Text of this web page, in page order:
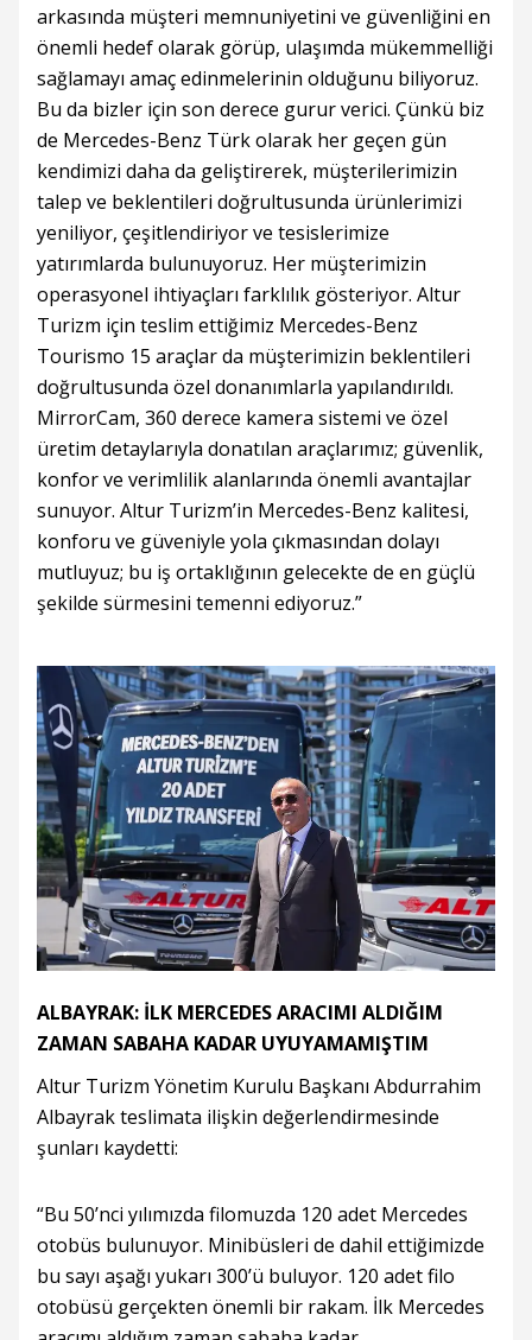
arkasında müşteri memnuniyetini ve güvenliğini en
önemli hedef olarak görüp, ulaşımda mükemmelliği
sağlamayı amaç edinmelerinin olduğunu biliyoruz.
Bu da bizler için son derece gurur verici. Çünkü biz
de Mercedes-Benz Türk olarak her geçen gün
kendimizi daha da geliştirerek, müşterilerimizin
talep ve beklentileri doğrultusunda ürünlerimizi
yeniliyor, çeşitlendiriyor ve tesislerimize
yatırımlarda bulunuyoruz. Her müşterimizin
operasyonel ihtiyaçları farklılık gösteriyor. Altur
Turizm için teslim ettiğimiz Mercedes-Benz
Tourismo 15 araçlar da müşterimizin beklentileri
doğrultusunda özel donanımlarla yapılandırıldı.
MirrorCam, 360 derece kamera sistemi ve özel
üretim detaylarıyla donatılan araçlarımız; güvenlik,
konfor ve verimlilik alanlarında önemli avantajlar
sunuyor. Altur Turizm’in Mercedes-Benz kalitesi,
konforu ve güveniyle yola çıkmasından dolayı
mutluyuz; bu iş ortaklığının gelecekte de en güçlü
şekilde sürmesini temenni ediyoruz.”
ALBAYRAK: İLK MERCEDES ARACIMI ALDIĞIM
ZAMAN SABAHA KADAR UYUYAMAMIŞTIM
Altur Turizm Yönetim Kurulu Başkanı Abdurrahim
Albayrak teslimata ilişkin değerlendirmesinde
şunları kaydetti:
“Bu 50’nci yılımızda filomuzda 120 adet Mercedes
otobüs bulunuyor. Minibüsleri de dahil ettiğimizde
bu sayı aşağı yukarı 300’ü buluyor. 120 adet filo
otobüsü gerçekten önemli bir rakam. İlk Mercedes